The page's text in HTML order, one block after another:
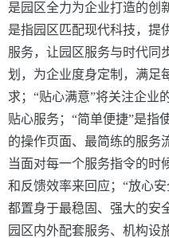
是园区全力为企业打造的创
是指园区匹配现代科技，提
服务，让园区服务与时代同
划，为企业度身定制，满足
求；“贴心满意”将关注企业
贴心服务；“简单便捷”是指
的操作页面、最简练的服务
当面对每一个服务指令的时
和反馈效率来回应；“放心
都置身于最稳固、强大的安
园区内外配套服务、机构设